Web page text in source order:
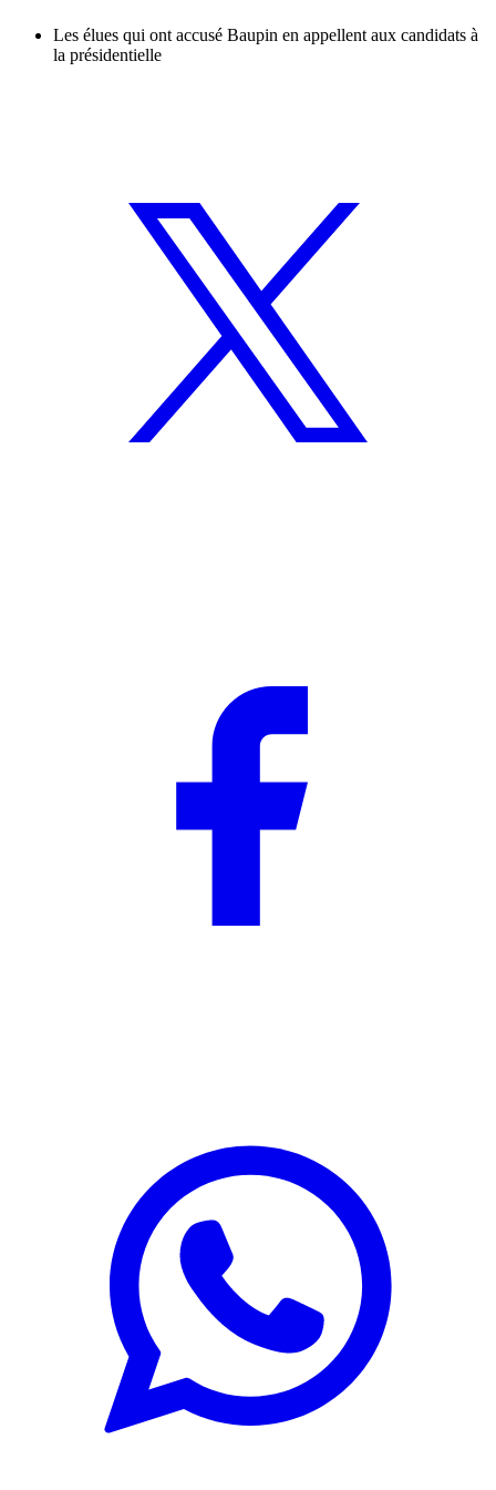
Les élues qui ont accusé Baupin en appellent aux candidats à
la présidentielle